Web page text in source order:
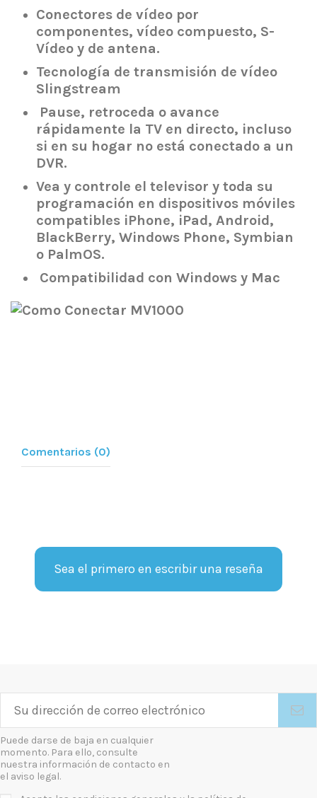
Conectores de vídeo por
componentes, vídeo compuesto, S-
Vídeo y de antena.
Tecnología de transmisión de vídeo
Slingstream
Pause, retroceda o avance
rápidamente la TV en directo, incluso
si en su hogar no está conectado a un
DVR.
Vea y controle el televisor y toda su
programación en dispositivos móviles
compatibles iPhone, iPad, Android,
BlackBerry, Windows Phone, Symbian
o PalmOS.
Compatibilidad con Windows y Mac
Comentarios (0)
Sea el primero en escribir una reseña
Puede darse de baja en cualquier
momento. Para ello, consulte
nuestra información de contacto en
el aviso legal.